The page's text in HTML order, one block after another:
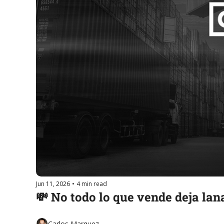
Jun 11, 2026 • 4 min read
💸 No todo lo que vende deja